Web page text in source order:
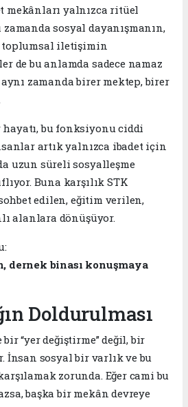
mekânları yalnızca ritüel
sosyal dayanışmanın,
toplumsal iletişimin
de bu anlamda sadece namaz
zamanda birer mektep, birer
bu fonksiyonu ciddi
artık yalnızca ibadet için
uzun süreli sosyalleşme
Buna karşılık STK
edilen, eğitim verilen,
alanlara dönüşüyor.
dernek binası konuşmaya
Doldurulması
“yer değiştirme” değil, bir
İnsan sosyal bir varlık ve bu
zorunda. Eğer cami bu
başka bir mekân devreye